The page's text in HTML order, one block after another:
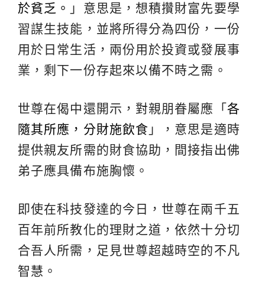
於貧乏。 」意思是，想積攢財富先要學
習謀生技能，並將所得分為四份，一份
用於日常生活，兩份用於投資或發展事
業，剩下一份存起來以備不時之需。
世尊在偈中還開示，對親朋眷屬應「 各
隨其所應，分財施飲食 」，意思是適時
提供親友所需的財食協助，間接指出佛
弟子應具備布施胸懷。
即使在科技發達的今日，世尊在兩千五
百年前所教化的理財之道，依然十分切
合吾人所需，足見世尊超越時空的不凡
智慧。